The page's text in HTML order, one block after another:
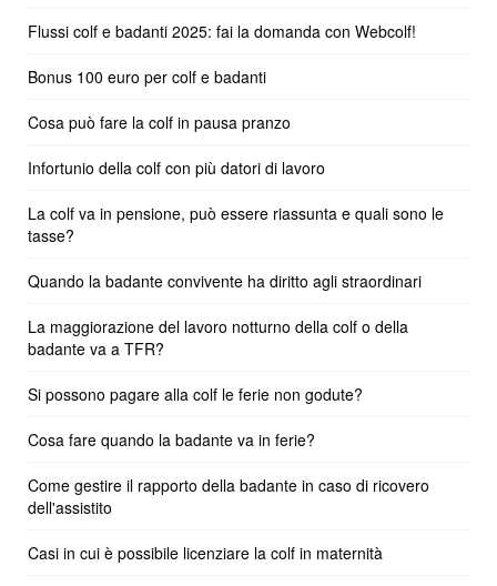
Flussi colf e badanti 2025: fai la domanda con Webcolf!
Bonus 100 euro per colf e badanti
Cosa può fare la colf in pausa pranzo
Infortunio della colf con più datori di lavoro
La colf va in pensione, può essere riassunta e quali sono le
tasse?
Quando la badante convivente ha diritto agli straordinari
La maggiorazione del lavoro notturno della colf o della
badante va a TFR?
Si possono pagare alla colf le ferie non godute?
Cosa fare quando la badante va in ferie?
Come gestire il rapporto della badante in caso di ricovero
dell'assistito
Casi in cui è possibile licenziare la colf in maternità